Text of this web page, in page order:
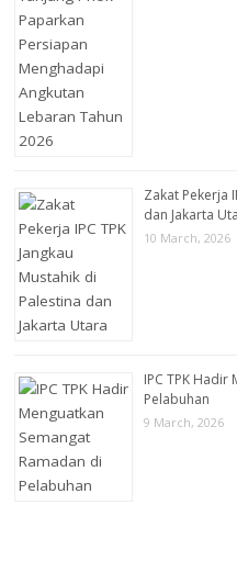
Zakat Pekerja
dan Jakarta
10 March, 2026
IPC TPK Hadir
Pelabuhan
9 March, 2026